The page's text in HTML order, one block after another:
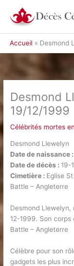
contenu
Accueil Desmond
Desmond
19/12/1999
Célébrités mortes
Desmond Llewelyn
Date de naissance :
Date de décès : 19-
Cimetière : Eglise
Battle – Angleterre
Desmond
12-1999. Son corps
Battle – Angleterre
Célèbre pour son
gadgets les plus